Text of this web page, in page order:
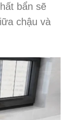
bẩn sẽ
chậu và